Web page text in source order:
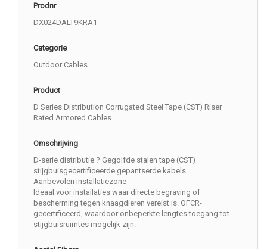
Prodnr
DX024DALT9KRA1
Categorie
Outdoor Cables
Product
D Series Distribution Corrugated Steel Tape (CST) Riser
Rated Armored Cables
Omschrijving
D-serie distributie ? Gegolfde stalen tape (CST)
stijgbuisgecertificeerde gepantserde kabels
Aanbevolen installatiezone
Ideaal voor installaties waar directe begraving of
bescherming tegen knaagdieren vereist is. OFCR-
gecertificeerd, waardoor onbeperkte lengtes toegang tot
stijgbuisruimtes mogelijk zijn.